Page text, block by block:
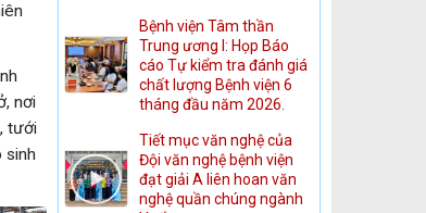
nơi
tưới
sinh
Bệnh viện Tâm thần
Trung ương I: Họp Báo
cáo Tự kiểm tra đánh giá
chất lượng Bệnh viện 6
tháng đầu năm 2026.
Tiết mục văn nghệ của
Đội văn nghệ bệnh viện
đạt giải A liên hoan văn
nghệ quần chúng ngành